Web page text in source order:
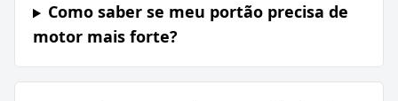
Como saber se meu portão precisa de
motor mais forte?